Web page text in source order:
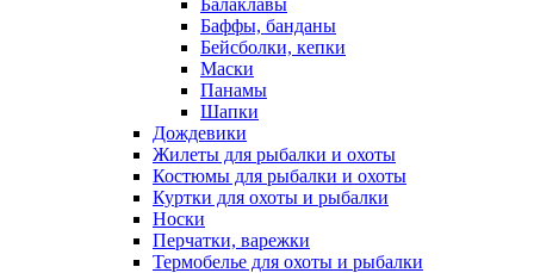
Балаклавы
Баффы, банданы
Бейсболки, кепки
Маски
Панамы
Шапки
Дождевики
Жилеты для рыбалки и охоты
Костюмы для рыбалки и охоты
Куртки для охоты и рыбалки
Носки
Перчатки, варежки
Термобелье для охоты и рыбалки